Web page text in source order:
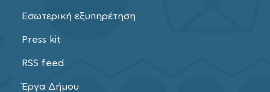
Εσωτερική εξυπηρέτηση
Press kit
RSS feed
Έργα Δήμου